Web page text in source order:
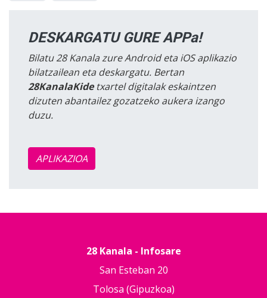
DESKARGATU GURE APPa!
Bilatu 28 Kanala zure Android eta iOS aplikazio
bilatzailean eta deskargatu. Bertan
28KanalaKidetxartel digitalak eskaintzen
dizuten abantailez gozatzeko aukera izango
duzu.
APLIKAZIOA
28 Kanala - Infosare
San Esteban 20
Tolosa (Gipuzkoa)